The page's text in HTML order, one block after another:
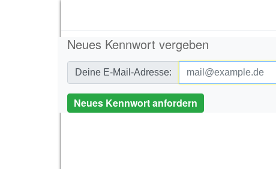
Neues Kennwort vergeben
Deine E-Mail-Adresse: